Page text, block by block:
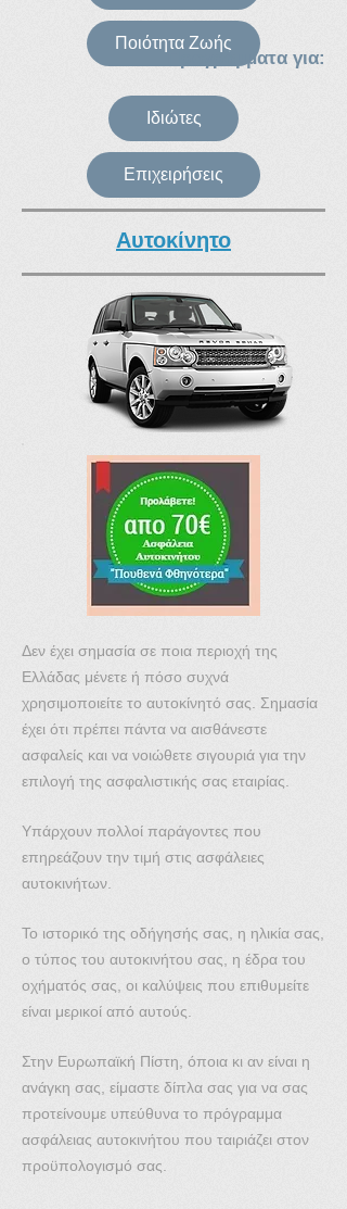
Ποιότητα Ζωής
Προγράμματα για:
Ιδιώτες
Επιχειρήσεις
Αυτοκίνητο
Δεν έχει σημασία σε ποια περιοχή της
Ελλάδας μένετε ή πόσο συχνά
χρησιμοποιείτε το αυτοκίνητό σας. Σημασία
έχει ότι πρέπει πάντα να αισθάνεστε
ασφαλείς και να νοιώθετε σιγουριά για την
επιλογή της ασφαλιστικής σας εταιρίας.
Υπάρχουν πολλοί παράγοντες που
επηρεάζουν την τιμή στις ασφάλειες
αυτοκινήτων.
Το ιστορικό της οδήγησής σας, η ηλικία σας,
ο τύπος του αυτοκινήτου σας, η έδρα του
οχήματός σας, οι καλύψεις που επιθυμείτε
είναι μερικοί από αυτούς.
Στην Ευρωπαϊκή Πίστη, όποια κι αν είναι η
ανάγκη σας, είμαστε δίπλα σας για να σας
προτείνουμε υπεύθυνα το πρόγραμμα
ασφάλειας αυτοκινήτου που ταιριάζει στον
προϋπολογισμό σας.